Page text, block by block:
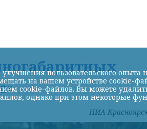
НИА-
пользовательского опыта
на вашем устройстве cookie-
cookie-файлов. Вы можете
однако при этом некоторые